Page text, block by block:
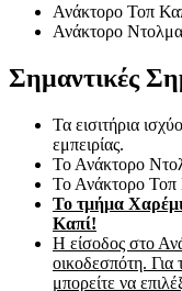
Ανάκτορο Τοπ
Ανάκτορο
Σημαντικές
Τα εισιτήρια
εμπειρίας.
Το Ανάκτορο
Το Ανάκτορο Τοπ
Το τμήμα
Καπί!
Η είσοδος στο
οικοδεσπότη. Για
μπορείτε να